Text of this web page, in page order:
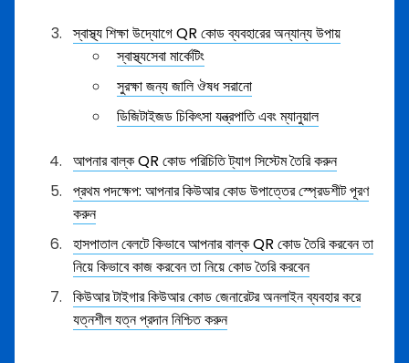
স্বাস্থ্য শিক্ষা উদ্যোগে QR কোড ব্যবহারের অন্যান্য উপায়
স্বাস্থ্যসেবা মার্কেটিং
সুরক্ষা জন্য জালি ঔষধ সরানো
ডিজিটাইজড চিকিৎসা যন্ত্রপাতি এবং ম্যানুয়াল
আপনার বাল্ক QR কোড পরিচিতি ট্যাগ সিস্টেম তৈরি করুন
প্রথম পদক্ষেপ: আপনার কিউআর কোড উপাত্তের স্প্রেডশীট পূরণ
করুন
হাসপাতাল বেলটে কিভাবে আপনার বাল্ক QR কোড তৈরি করবেন তা
নিয়ে কিভাবে কাজ করবেন তা নিয়ে কোড তৈরি করবেন
কিউআর টাইগার কিউআর কোড জেনারেটর অনলাইন ব্যবহার করে
যত্নশীল যত্ন প্রদান নিশ্চিত করুন